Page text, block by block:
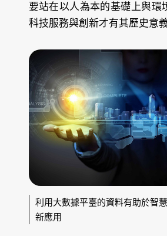
要站在以人為本的基礎上與環
科技服務與創新才有其歷史意
利用大數據平臺的資料有助於智
新應用